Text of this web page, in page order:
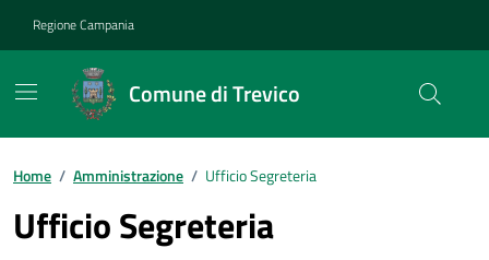
Regione Campania
Comune di Trevico
Home / Amministrazione / Ufficio Segreteria
Ufficio Segreteria